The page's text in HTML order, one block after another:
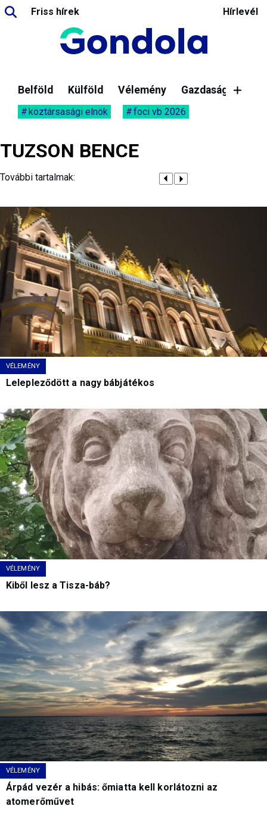
Friss hírek Hírlevél
Belföld Külföld Vélemény Gazdaság
köztársasági elnök foci vb 2026
TUZSON BENCE
További tartalmak:
VÉLEMÉNY
Lelepleződött a nagy bábjátékos
VÉLEMÉNY
Kiből lesz a Tisza-báb?
VÉLEMÉNY
Árpád vezér a hibás: őmiatta kell korlátozni az
atomerőművet